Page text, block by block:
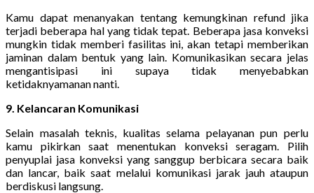
Kamu dapat menanyakan tentang kemungkinan refund jika
terjadi beberapa hal yang tidak tepat. Beberapa jasa konveksi
mungkin tidak memberi fasilitas ini, akan tetapi memberikan
jaminan dalam bentuk yang lain. Komunikasikan secara jelas
mengantisipasi ini supaya tidak menyebabkan
ketidaknyamanan nanti.
9. Kelancaran Komunikasi
Selain masalah teknis, kualitas selama pelayanan pun perlu
kamu pikirkan saat menentukan konveksi seragam. Pilih
penyuplai jasa konveksi yang sanggup berbicara secara baik
dan lancar, baik saat melalui komunikasi jarak jauh ataupun
berdiskusi langsung.